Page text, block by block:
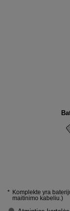
Komplekte yra
maitinimo kabeliu.)